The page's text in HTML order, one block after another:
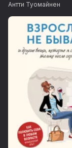
Антти Туомайнен